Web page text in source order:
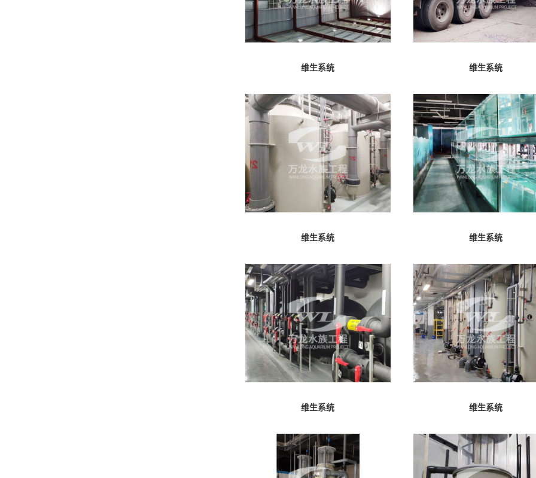
维生系统 维生系统
维生系统 维生系统
维生系统 维生系统